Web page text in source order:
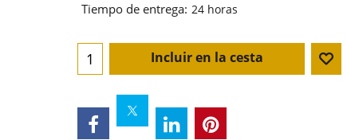
Tiempo de entrega: 24 horas
Incluir en la cesta